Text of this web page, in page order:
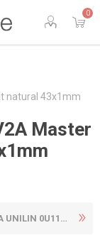
0
natural 43x1mm
Master
0U115 CST ...